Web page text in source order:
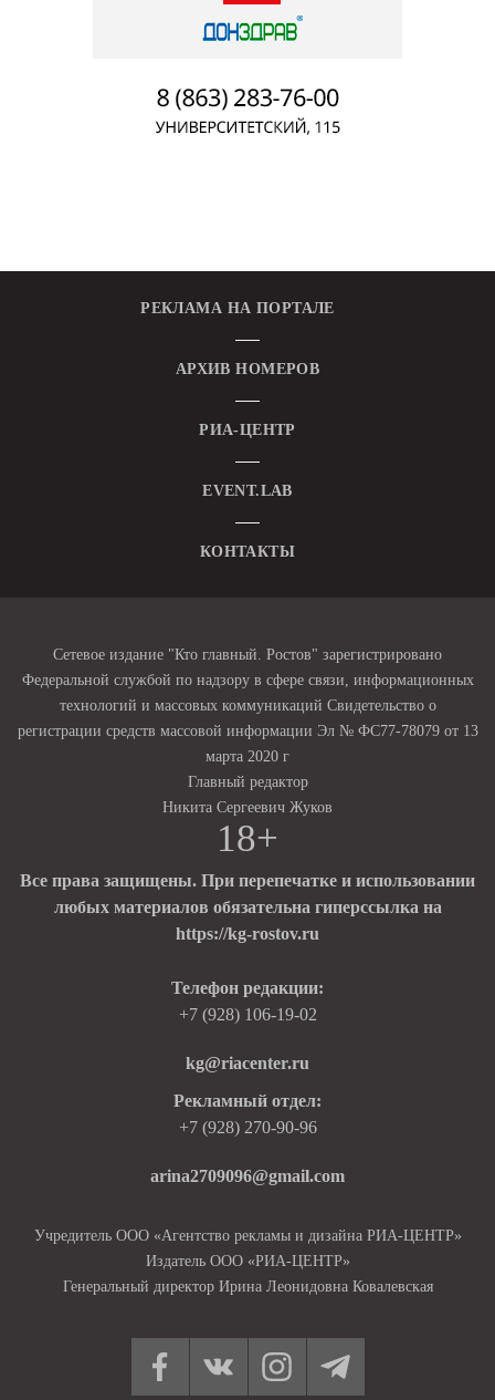
РЕКЛАМА НА ПОРТАЛЕ
АРХИВ НОМЕРОВ
РИА-ЦЕНТР
EVENT.LAB
КОНТАКТЫ
Сетевое издание "Кто главный. Ростов" зарегистрировано
Федеральной службой по надзору в сфере связи, информационных
технологий и массовых коммуникаций Свидетельство о
регистрации средств массовой информации Эл № ФС77-78079 от 13
марта 2020 г
Главный редактор
Никита Сергеевич Жуков
18+
Все права защищены. При перепечатке и использовании
любых материалов обязательна гиперссылка на
https://kg-rostov.ru
Телефон редакции:
+7 (928) 106-19-02
kg@riacenter.ru
Рекламный отдел:
+7 (928) 270-90-96
arina2709096@gmail.com
Учредитель ООО «Агентство рекламы и дизайна РИА-ЦЕНТР»
Издатель ООО «РИА-ЦЕНТР»
Генеральный директор Ирина Леонидовна Ковалевская